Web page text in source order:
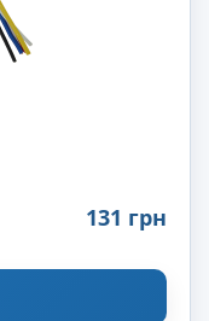
131 грн